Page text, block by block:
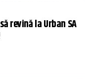
revină la Urban SA